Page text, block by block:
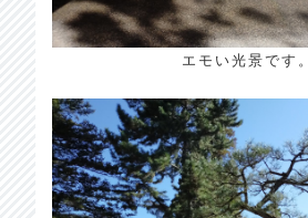
エモい光景です。